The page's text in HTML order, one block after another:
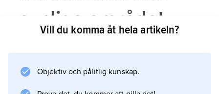
synliga området
Övergångar mellan olika elektronenerginivåer
leder till absorption eller emission av kvanta
Vill du komma åt hela artikeln?
Objektiv och pålitlig kunskap.